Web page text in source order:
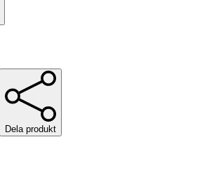
Dela produkt